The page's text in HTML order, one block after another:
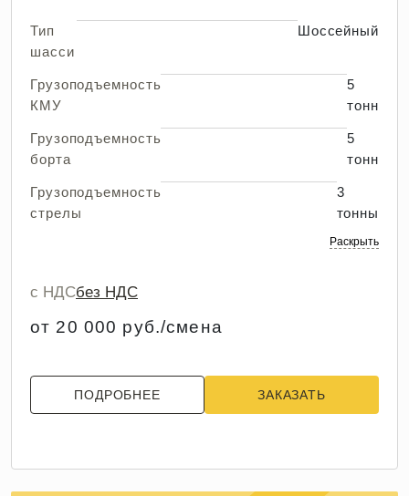
Тип
шасси
Шоссейный
Грузоподъемность
КМУ
5
тонн
Грузоподъемность
борта
5
тонн
Грузоподъемность
стрелы
3
тонны
Раскрыть
с НДСбез НДС
от 20 000 руб./смена
ПОДРОБНЕЕ ЗАКАЗАТЬ